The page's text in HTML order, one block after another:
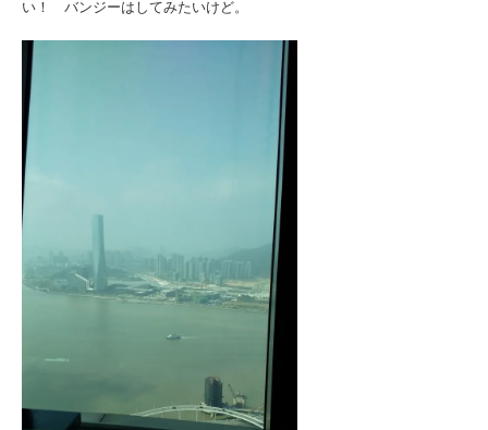
い！ バンジーはしてみたいけど。